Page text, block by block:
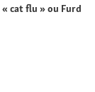
cat flu » ou Furd